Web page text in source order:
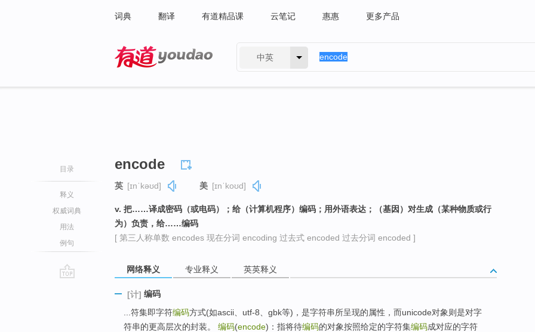
词典 翻译 有道精品课 云笔记 惠惠 更多产品
中英
目录
释义
权威词典
用法
例句
encode
英 [ɪnˈkəʊd] 美 [ɪnˈkoʊd]
v. 把……译成密码（或电码）；给（计算机程序）编码；用外语表达；（基因）对生成（某种物质或行
为）负责，给……编码
[ 第三人称单数 encodes 现在分词 encoding 过去式 encoded 过去分词 encoded ]
网络释义 专业释义 英英释义
[计] 编码
...符集即字符编码方式(如ascii、utf-8、gbk等)，是字符串所呈现的属性，而unicode对象则是对字
符串的更高层次的封装。 编码(encode)：指将待编码的对象按照给定的字符集编码成对应的字符